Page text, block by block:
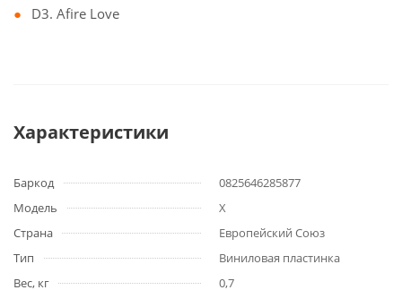
D3. Afire Love
Характеристики
Баркод
0825646285877
Модель
X
Страна
Европейский Союз
Тип
Виниловая пластинка
Вес, кг
0,7